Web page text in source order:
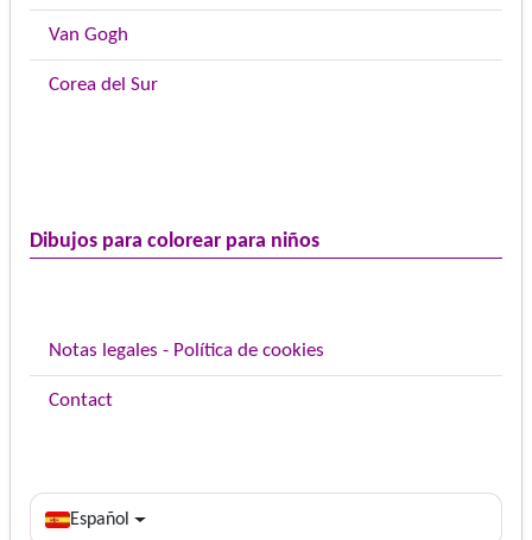
Van Gogh
Corea del Sur
Dibujos para colorear para niños
Notas legales - Política de cookies
Contact
Español